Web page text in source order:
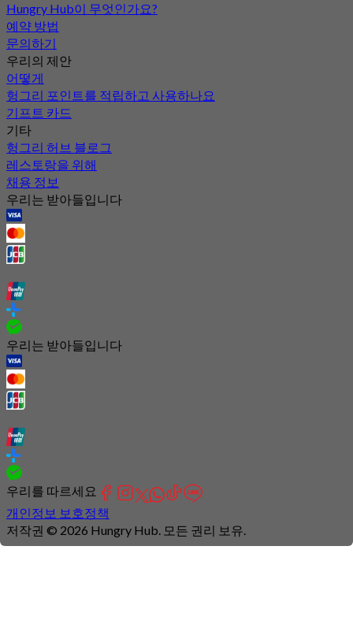
Hungry Hub이 무엇인가요?
예약 방법
문의하기
우리의 제안
어떻게
헝그리 포인트를 적립하고 사용하나요
기프트 카드
기타
헝그리 허브 블로그
레스토랑을 위해
채용 정보
우리는 받아들입니다
우리는 받아들입니다
우리를 따르세요
개인정보 보호정책
저작권 © 2026 Hungry Hub. 모든 권리 보유.
Connection